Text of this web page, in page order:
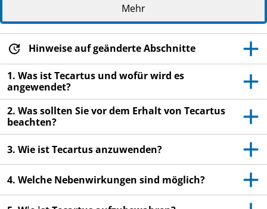
Lesen Sie die gesamte Packungsbeilage sorgfältig
durch, bevor Sie dieses Arzneimittel erhalten, denn
sie enthält wichtige Informationen.
Heben Sie die Packungsbeilage auf. Vielleicht
möchten Sie diese später nochmals lesen.
Ihr Arzt wird Ihnen einen Patientenpass
aushändigen. Lesen Sie diesen Patientenpass
sorgfältig durch und befolgen Sie die darin
enthaltenen Anweisungen.
Zeigen Sie den Patientenpass stets beim Arzt
oder beim medizinischen Fachpersonal vor, wenn
Sie sich in Behandlung begeben oder wenn Sie ins
Krankenhaus gehen.
Mehr
Hinweise auf geänderte Abschnitte
1. Was ist Tecartus und wofür wird es
angewendet?
2. Was sollten Sie vor dem Erhalt von Tecartus
beachten?
3. Wie ist Tecartus anzuwenden?
4. Welche Nebenwirkungen sind möglich?